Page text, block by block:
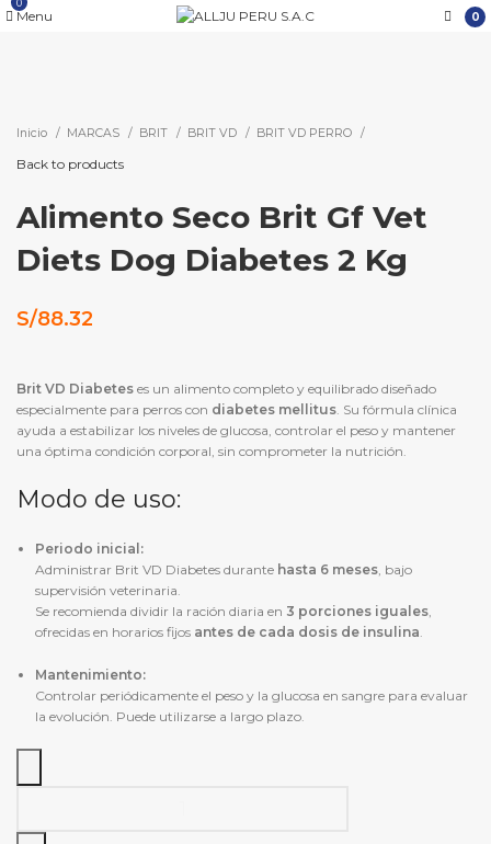
Menu 0
Inicio MARCAS BRIT BRIT VD BRIT VD PERRO
Back to products
Alimento Seco Brit Gf Vet
Diets Dog Diabetes 2 Kg
S/88.32
Brit VD Diabetes es un alimento completo y equilibrado diseñado
especialmente para perros con diabetes mellitus . Su fórmula clínica
ayuda a estabilizar los niveles de glucosa, controlar el peso y mantener
una óptima condición corporal, sin comprometer la nutrición.
Modo de uso:
Periodo inicial:
Administrar Brit VD Diabetes durante hasta 6 meses , bajo
supervisión veterinaria.
Se recomienda dividir la ración diaria en 3 porciones iguales
ofrecidas en horarios fijos antes de cada dosis de insulina
Mantenimiento:
Controlar periódicamente el peso y la glucosa en sangre para evaluar
la evolución. Puede utilizarse a largo plazo.
0